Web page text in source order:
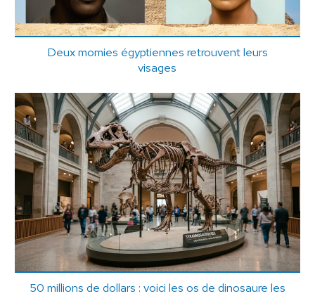
Deux momies égyptiennes retrouvent leurs
visages
50 millions de dollars : voici les os de dinosaure les